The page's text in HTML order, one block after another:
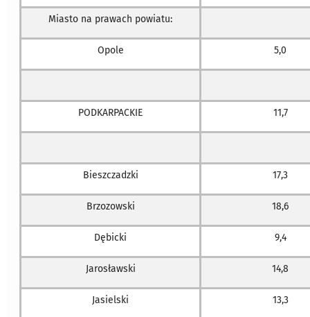
Miasto na prawach powiatu:
Opole 5,0
PODKARPACKIE 11,7
Bieszczadzki 17,3
Brzozowski 18,6
Dębicki 9,4
Jarosławski 14,8
Jasielski 13,3